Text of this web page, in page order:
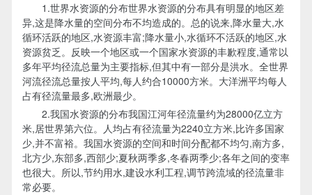
1.世界水资源的分布世界水资源的分布具有明显的地区差
异,这是降水量的空间分布不均造成的。总的说来,降水量大,水
循环活跃的地区,水资源丰富;降水量小,水循环不活跃的地区,水
资源贫乏。反映一个地区或一个国家水资源的丰歉程度,通常以
多年平均径流总量为主要指标,但其中有一部分是洪水。全世界
河流径流总量按人平均,每人约合10000方米。大洋洲平均每人
占有径流量最多,欧洲最少。
2.我国水资源的分布我国江河年径流量约为28000亿立方
米,居世界第六位。人均占有径流量为2240立方米,比许多国家
少,并不富裕。我国水资源的空间和时间分配都不均匀,南方多,
北方少,东部多,西部少;夏秋两季多,冬春两季少;各年之间的变率
也很大。所以,节约用水,建设水利工程,调节跨流域的径流量非
常必要。